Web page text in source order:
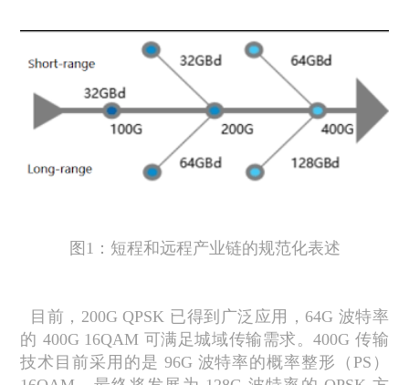
图 1 ：短程和远程产业链的规范化表述
目前， 200G QPSK 已得到广泛应用， 64G 波特率
的 400G 16QAM 可满足城域传输需求。400G传输
技术目前采用的是 96G 波特率的概率整形（ PS ）